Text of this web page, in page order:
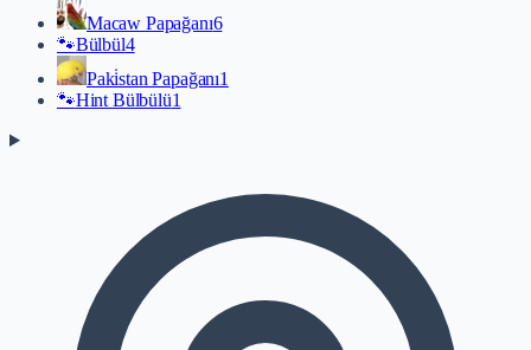
Macaw Papağanı6
🐾Bülbül4
Paki̇stan Papağanı1
🐾Hint Bülbülü1